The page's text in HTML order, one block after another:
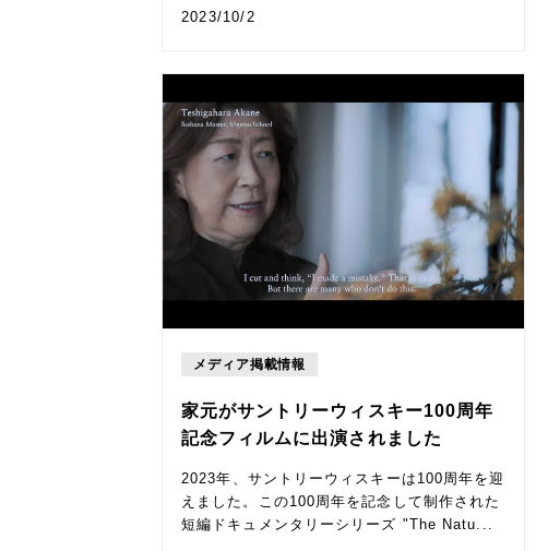
2023/10/2
メディア掲載情報
家元がサントリーウィスキー100周年
記念フィルムに出演されました
2023年、サントリーウィスキーは100周年を迎
えました。この100周年を記念して制作された
短編ドキュメンタリーシリーズ "The Natu...